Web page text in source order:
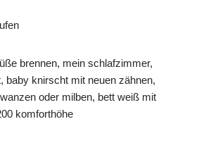
brennen, mein schlafzimmer,
baby knirscht mit neuen zähnen,
oder milben, bett weiß mit
komforthöhe